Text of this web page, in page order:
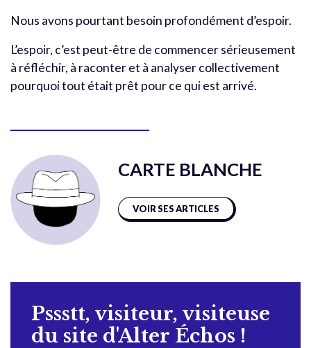
Nous avons pourtant besoin profondément d’espoir.
L’espoir, c’est peut-être de commencer sérieusement
à réfléchir, à raconter et à analyser collectivement
pourquoi tout était prêt pour ce qui est arrivé.
CARTE BLANCHE
VOIR SES ARTICLES
Pssstt, visiteur, visiteuse
du site d'Alter Échos !